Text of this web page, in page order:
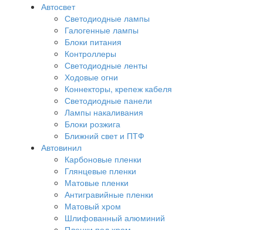
Автосвет
Светодиодные лампы
Галогенные лампы
Блоки питания
Контроллеры
Светодиодные ленты
Ходовые огни
Коннекторы, крепеж кабеля
Светодиодные панели
Лампы накаливания
Блоки розжига
Ближний свет и ПТФ
Автовинил
Карбоновые пленки
Глянцевые пленки
Матовые пленки
Антигравийные пленки
Матовый хром
Шлифованный алюминий